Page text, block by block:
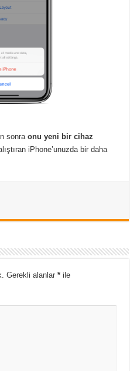
sonraonu yeni bir cihaz
iPhone’unuzda bir daha
Gerekli alanlar* ile